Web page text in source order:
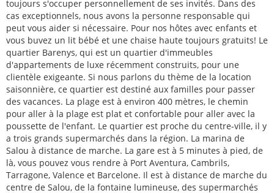
toujours s'occuper personnellement de ses invités. Dans des
cas exceptionnels, nous avons la personne responsable qui
peut vous aider si nécessaire. Pour nos hôtes avec enfants et
vous buvez un lit bébé et une chaise haute toujours gratuits! Le
quartier Barenys, qui est un quartier d'immeubles
d'appartements de luxe récemment construits, pour une
clientèle exigeante. Si nous parlons du thème de la location
saisonnière, ce quartier est destiné aux familles pour passer
des vacances. La plage est à environ 400 mètres, le chemin
pour aller à la plage est plat et confortable pour aller avec la
poussette de l'enfant. Le quartier est proche du centre-ville, il y
a trois grands supermarchés dans la région. La marina de
Salou à distance de marche. La gare est à 5 minutes à pied, de
là, vous pouvez vous rendre à Port Aventura, Cambrils,
Tarragone, Valence et Barcelone. Il est à distance de marche du
centre de Salou, de la fontaine lumineuse, des supermarchés